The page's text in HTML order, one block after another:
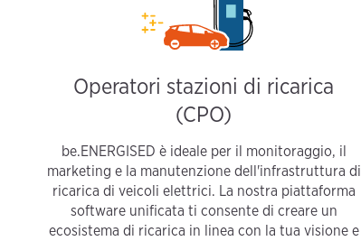
Operatori stazioni di ricarica
(CPO)
be.ENERGISED è ideale per il monitoraggio, il
marketing e la manutenzione dell'infrastruttura di
ricarica di veicoli elettrici. La nostra piattaforma
software unificata ti consente di creare un
ecosistema di ricarica in linea con la tua visione e